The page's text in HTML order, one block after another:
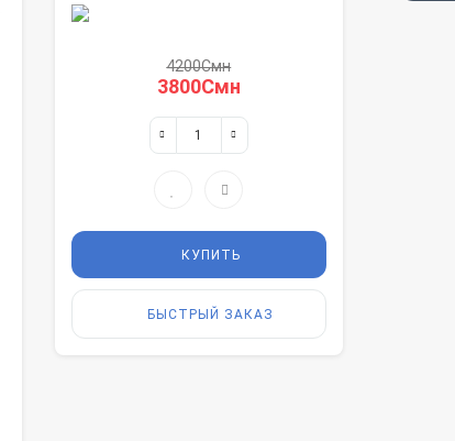
4200Смн
3800Смн
КУПИТЬ
БЫСТРЫЙ ЗАКАЗ